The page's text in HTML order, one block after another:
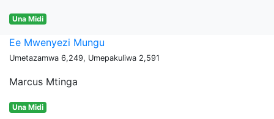
Una Midi
Ee Mwenyezi Mungu
Umetazamwa 6,249, Umepakuliwa 2,591
Marcus Mtinga
Una Midi